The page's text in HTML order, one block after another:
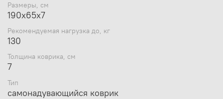
Размеры, см
190х65х7
Рекомендуемая нагрузка до, кг
130
Толщина коврика, см
7
Тип
самонадувающийся коврик